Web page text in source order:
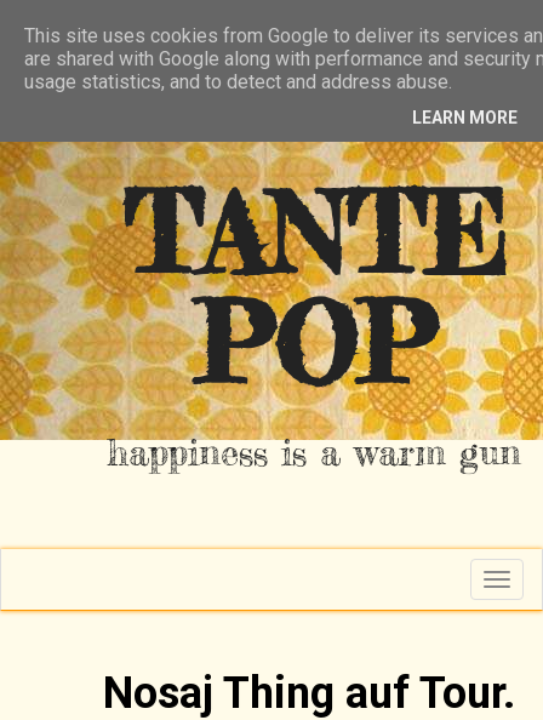
RSS FEED
TANTE
POP
happiness is a warm gun
T
o
g
a
Nosaj Thing auf Tour.
This site uses cookies from Google to deliver its services
are shared with Google along with performance and
usage statistics, and to detect and address abuse.
LEARN MORE